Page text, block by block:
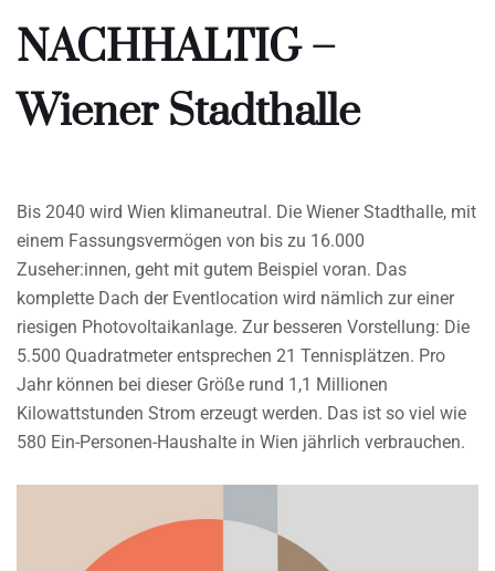
NACHHALTIG –
Wiener Stadthalle
Bis 2040 wird Wien klimaneutral. Die Wiener Stadthalle, mit
einem Fassungsvermögen von bis zu 16.000
Zuseher:innen, geht mit gutem Beispiel voran. Das
komplette Dach der Eventlocation wird nämlich zur einer
riesigen Photovoltaikanlage. Zur besseren Vorstellung: Die
5.500 Quadratmeter entsprechen 21 Tennisplätzen. Pro
Jahr können bei dieser Größe rund 1,1 Millionen
Kilowattstunden Strom erzeugt werden. Das ist so viel wie
580 Ein-Personen-Haushalte in Wien jährlich verbrauchen.